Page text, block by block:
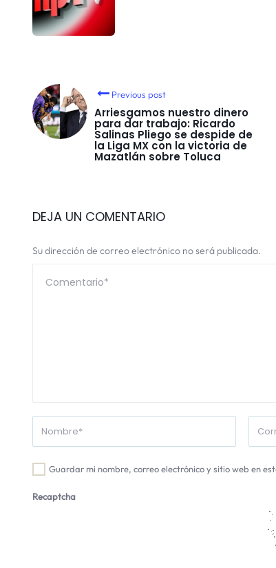
Previous post
Arriesgamos nuestro dinero
para dar trabajo: Ricardo
Salinas Pliego se despide de
la Liga MX con la victoria de
Mazatlán sobre Toluca
DEJA UN COMENTARIO
Su dirección de correo electrónico no será publicada.
Guardar mi nombre, correo electrónico y sitio web en
Recaptcha